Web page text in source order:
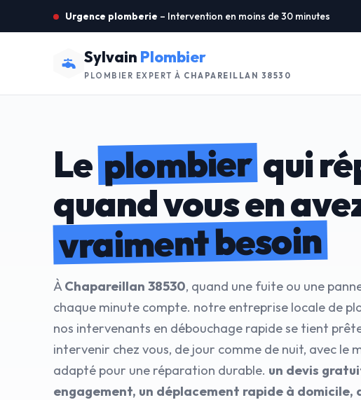
Urgence plomberie – Intervention en moins de 30 minutes
Sylvain Plombier
PLOMBIER EXPERT À CHAPAREILLAN 38530
Leplombierqui
quand vous en
vraiment besoin
ÀChapareillan 38530, quand une fuite ou une
chaque minute compte. notre entreprise locale de
nos intervenants en débouchage rapide se tient
intervenir chez vous, de jour comme de nuit, avec le
adapté pour une réparation durable. un devis
engagement, un déplacement rapide à domicile,